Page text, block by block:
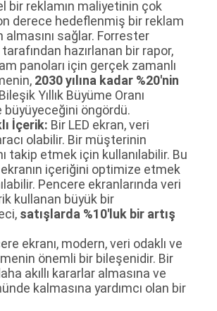
bir reklamın maliyetinin çok
derece hedeflenmiş bir reklam
almasını sağlar. Forrester
hazırlanan bir rapor,
panoları için gerçek zamanlı
2030 yılına kadar %20'nin
Yıllık Büyüme Oranı
büyüyeceğini öngördü.
İçerik: Bir LED ekran, veri
olabilir. Bir müşterinin
takip etmek için kullanılabilir. Bu
içeriğini optimize etmek
Pencere ekranlarında veri
kullanan büyük bir
satışlarda %10'luk bir artış
ekranı, modern, veri odaklı ve
önemli bir bileşenidir. Bir
akıllı kararlar almasına ve
kalmasına yardımcı olan bir